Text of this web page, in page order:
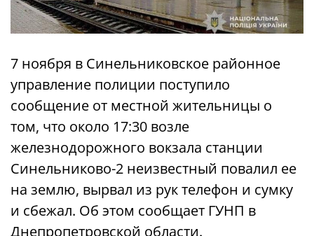
7 ноября в Синельниковское районное
управление полиции поступило
сообщение от местной жительницы о
том, что около 17:30 возле
железнодорожного вокзала станции
Синельниково-2 неизвестный повалил ее
на землю, вырвал из рук телефон и сумку
и сбежал. Об этом сообщает ГУНП в
Днепропетровской области.